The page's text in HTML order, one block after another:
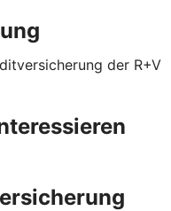
der R+V